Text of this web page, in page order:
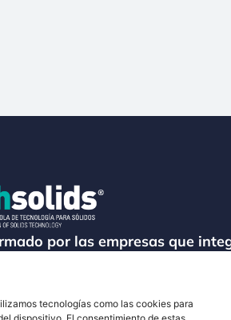
tecnologías como las cookies para
por las empresas que